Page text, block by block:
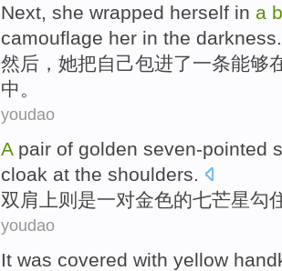
Next, she wrapped herself in a
camouflage her in the darkness.
然后 ， 她把自己包进了一条能够
中。
youdao
A pair of golden seven-pointed
cloak at the shoulders.
双肩上则是一对金色的七芒星勾
youdao
It was covered with yellow